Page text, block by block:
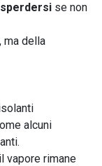
se non
ma della
alcuni
vapore rimane